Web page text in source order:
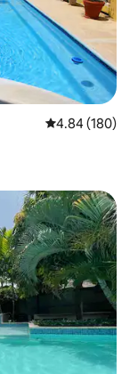
औसत रेटिंग 5 में से
4.84 (180)